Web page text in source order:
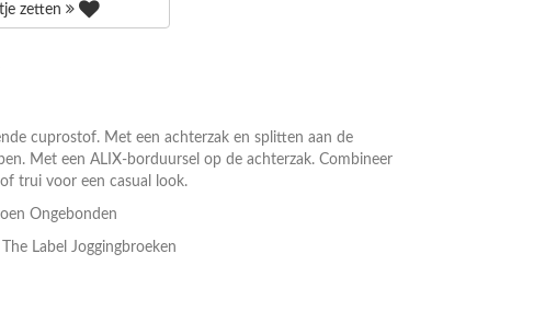
zetten
cuprostof. Met een achterzak en splitten aan de
Met een ALIX-borduursel op de achterzak. Combineer
trui voor een casual look.
Ongebonden
Label Joggingbroeken